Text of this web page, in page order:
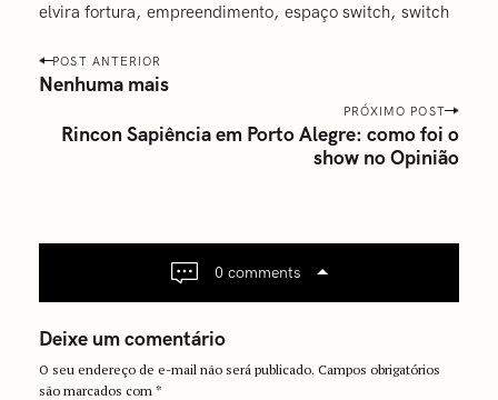
elvira fortura
empreendimento espaço switch switch
P
o
i
a
t
i
o
POST ANTERIOR
Nenhuma mais
PRÓXIMO POST
Rincon Sapiência em Porto Alegre: como foi o
show no Opinião
0 comments
Deixe um comentário
O seu endereço de e-mail não será publicado. Campos obrigatórios
são marcados com*